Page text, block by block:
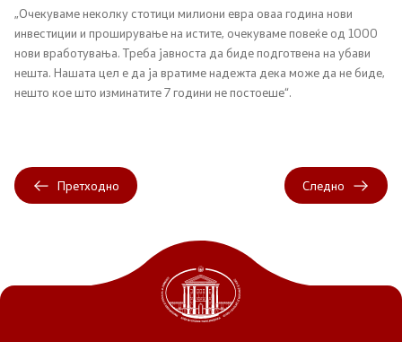
Генерален Секретаријат
Медија центар
„Очекуваме неколку стотици милиони евра оваа година нови
инвестиции и проширување на истите, очекуваме повеќе од 1000
нови вработувања. Треба јавноста да биде подготвена на убави
нешта. Нашата цел е да ја вратиме надежта дека може да не биде,
нешто кое што изминатите 7 години не постоеше“.
Претходно Следно